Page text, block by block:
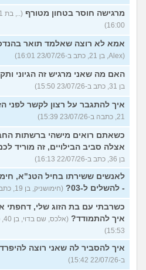
מרגישה חוסר בטחון מטורף
16:00)
אמא לא רוצה שאלמד תואר
(Alex, בן 21, כתב ב-23/07/26 16:01)
האם מה שאני מרגיש זה הגיוני
בן 31, כתב ב-23/07/26 15:50)
איך להתגבר על רצון לקשר לפני
21, כתבה ב-23/07/26 15:39)
כשאתם רואים מישהי ברשתות
אצלה סביב הבילויים, זה מוריד
בן 36, כתב ב-22/07/26 16:13)
לאנשים ששירתו בחיל הטנ"א,
- להשלים ל-03?
(חימושניק, בן 19, כתב ב-22/07/26 16:04)
כשרבתי עם בת הזוג שלי, דחפתי
איך להתמודד?
15:53)
איך להסביר לה שאני רוצה
ב-22/07/26 15:42)